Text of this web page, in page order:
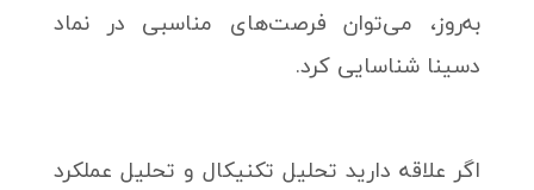
به‌روز، می‌توان فرصت‌های مناسبی در نماد
دسینا شناسایی کرد.
اگر علاقه دارید تحلیل تکنیکال و تحلیل عملکرد